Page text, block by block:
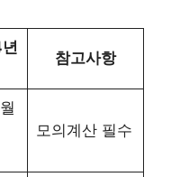
참고사항
모의계산 필수